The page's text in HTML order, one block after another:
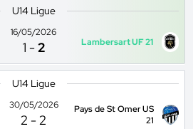
U14 Ligue
16/05/2026
1 -2 Lambersart UF 21
U14 Ligue
30/05/2026
2 -2
Pays de St Omer US
21